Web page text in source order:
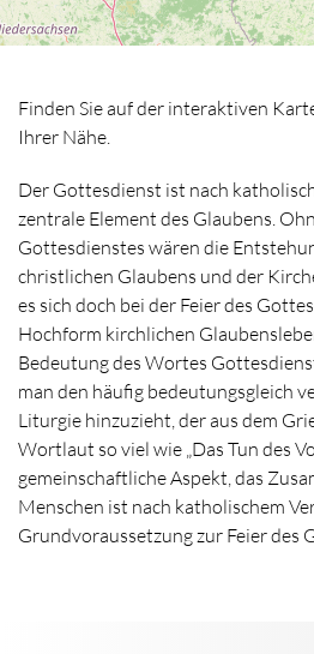
Finden Sie auf der interaktiven
Ihrer Nähe.
Der Gottesdienst ist nach
zentrale Element des Glaubens.
Gottesdienstes wären die
christlichen Glaubens und der
es sich doch bei der Feier des
Hochform kirchlichen
Bedeutung des Wortes
man den häufig bedeutungsgleich
Liturgie hinzuzieht, der aus dem
Wortlaut so viel wie „Das Tun des
gemeinschaftliche Aspekt, das
Menschen ist nach katholischem
Grundvoraussetzung zur Feier des